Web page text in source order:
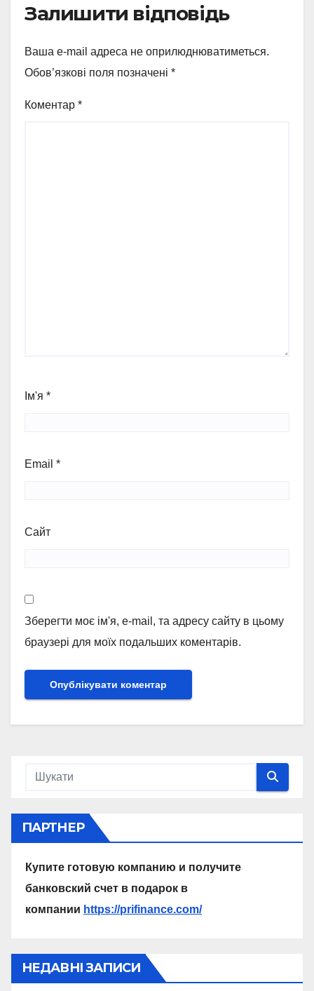
Залишити відповідь
Ваша e-mail адреса не оприлюднюватиметься.
Обов’язкові поля позначені *
Коментар *
Ім'я *
Email *
Сайт
Зберегти моє ім'я, e-mail, та адресу сайту в цьому
браузері для моїх подальших коментарів.
ПАРТНЕР
Купите готовую компанию и получите
банковский счет в подарок в
компании https://prifinance.com/
НЕДАВНІ ЗАПИСИ